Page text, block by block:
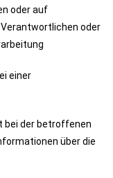
oder auf
oder
einer
bei der betroffenen
über die